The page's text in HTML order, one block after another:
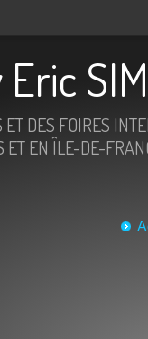
Eric
DES FOIRES
ET EN ÎLE-DE-